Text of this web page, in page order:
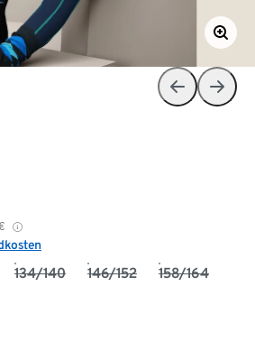
134/140 146/152 158/164